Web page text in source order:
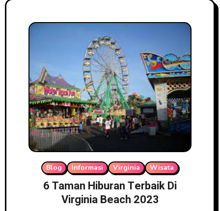
Blog Informasi Virginia Wisata
6 Taman Hiburan Terbaik Di
Virginia Beach 2023